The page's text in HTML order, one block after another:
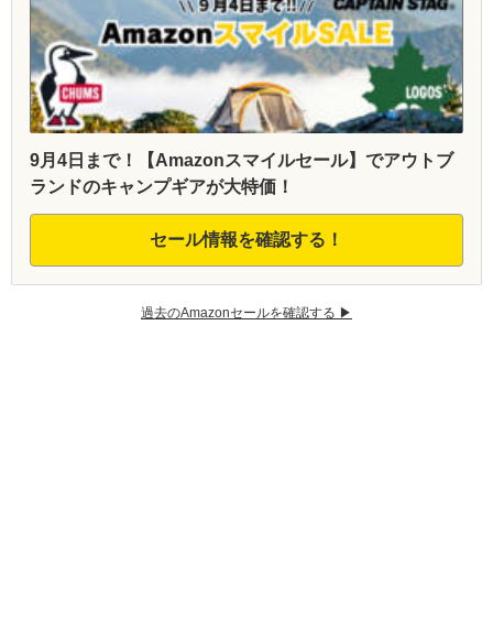
9月4日まで！【Amazonスマイルセール】でアウトブ
ランドのキャンプギアが大特価！
セール情報を確認する！
過去のAmazonセールを確認する ▶︎